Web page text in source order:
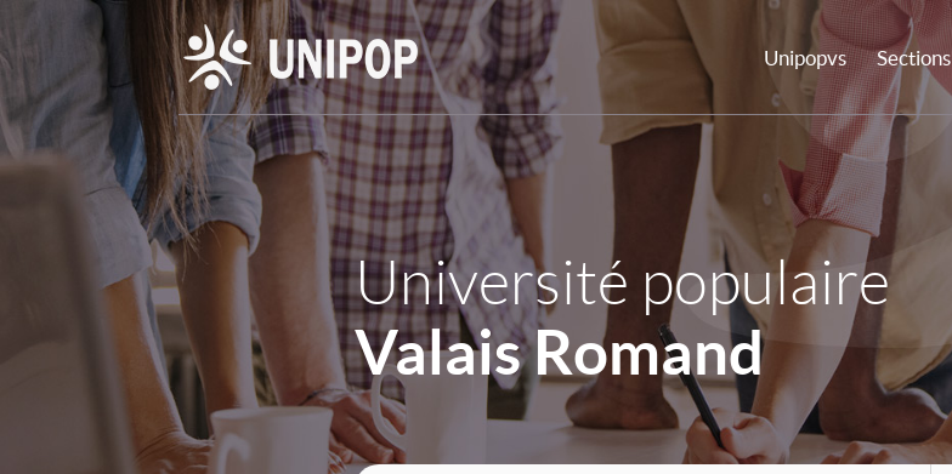
Unipopvs Sections
Université populaire
Valais Romand